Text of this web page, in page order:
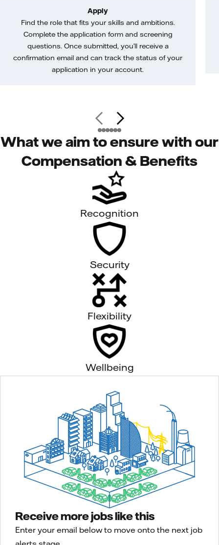
Apply
Find the role that fits your skills and ambitions.
Complete the application form and screening
questions. Once submitted, you’ll receive a
confirmation email and can track the status of your
application in your account.
What we aim to ensure with our
Compensation & Benefits
Recognition
Security
Flexibility
Wellbeing
Receive more jobs like this
Enter your email below to move onto the next job